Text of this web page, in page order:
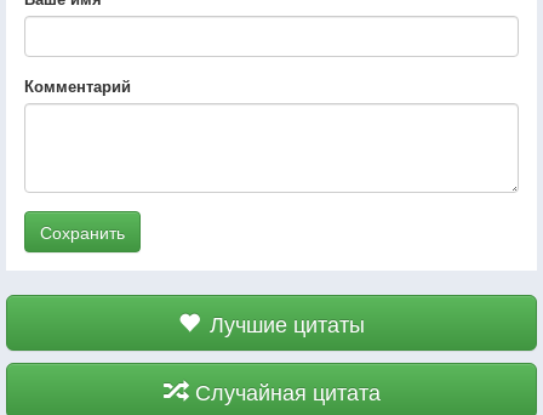
Комментарий
Сохранить
Лучшие цитаты
Случайная цитата